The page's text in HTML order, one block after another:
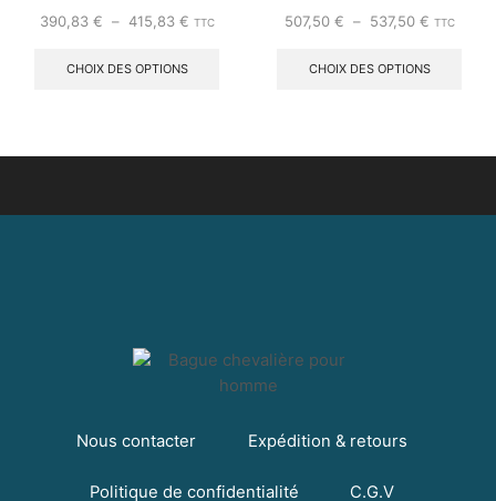
390,83 € – 415,83 € TTC
CHOIX DES OPTIONS
507,50 € – 537,50 € TTC
CHOIX DES OPTIONS
Nous contacter Expédition & retours
Politique de confidentialité C.G.V